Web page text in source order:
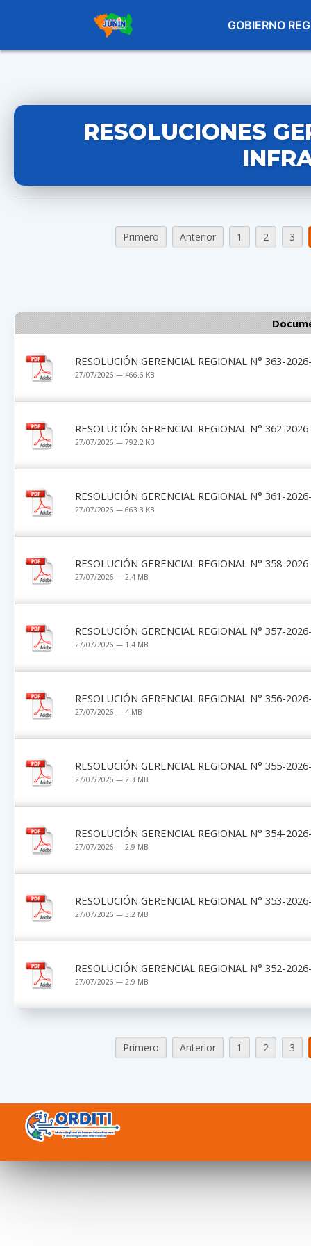
GOBIERNO
RESOLUCIONES
Primero Anterior 1 2 3
RESOLUCIÓN GERENCIAL REGIONAL N° 363-
27/07/2026 — 466.6 KB
RESOLUCIÓN GERENCIAL REGIONAL N° 362-
27/07/2026 — 792.2 KB
RESOLUCIÓN GERENCIAL REGIONAL N° 361-
27/07/2026 — 663.3 KB
RESOLUCIÓN GERENCIAL REGIONAL N° 358-
27/07/2026 — 2.4 MB
RESOLUCIÓN GERENCIAL REGIONAL N° 357-
27/07/2026 — 1.4 MB
RESOLUCIÓN GERENCIAL REGIONAL N° 356-
27/07/2026 — 4 MB
RESOLUCIÓN GERENCIAL REGIONAL N° 355-
27/07/2026 — 2.3 MB
RESOLUCIÓN GERENCIAL REGIONAL N° 354-
27/07/2026 — 2.9 MB
RESOLUCIÓN GERENCIAL REGIONAL N° 353-
27/07/2026 — 3.2 MB
RESOLUCIÓN GERENCIAL REGIONAL N° 352-
27/07/2026 — 2.9 MB
Primero Anterior 1 2 3